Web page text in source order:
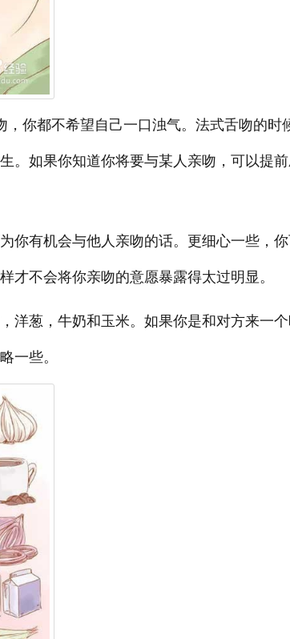
你都不希望自己一口浊气。法式舌吻的时
。如果你知道你将要与某人亲吻，可以提
你有机会与他人亲吻的话。更细心一些，
才不会将你亲吻的意愿暴露得太过明显。
洋葱，牛奶和玉米。如果你是和对方来一
一些。